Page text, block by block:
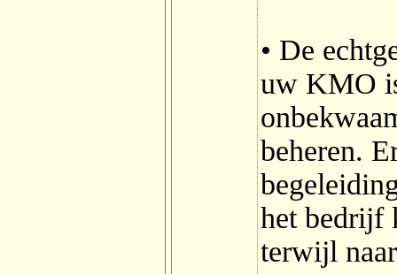
• De
uw KMO
beheren.
het bedrijf
terwijl